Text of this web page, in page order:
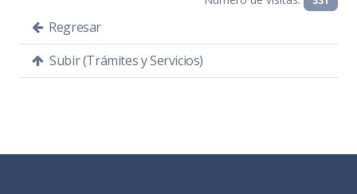
Regresar
Subir (Trámites y Servicios)